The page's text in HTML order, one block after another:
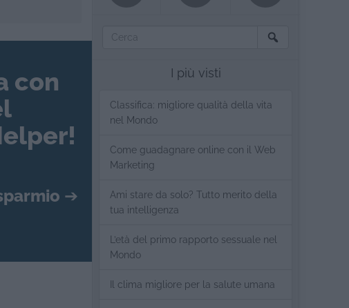
con
➔
I più visti
Classifica: migliore qualità della vita
nel Mondo
Come guadagnare online con il Web
Marketing
Ami stare da solo? Tutto merito della
tua intelligenza
L’età del primo rapporto sessuale nel
Mondo
Il clima migliore per la salute umana